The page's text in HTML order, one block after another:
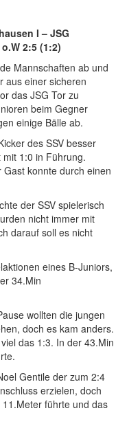
I – JSG
2:5 (1:2)
Mannschaften ab und
aus einer sicheren
das JSG Tor zu
beim Gegner
einige Bälle ab.
des SSV besser
1:0 in Führung.
konnte durch einen
der SSV spielerisch
nicht immer mit
darauf soll es nicht
eines B-Juniors,
34.Min
wollten die jungen
doch es kam anders.
das 1:3. In der 43.Min
Gentile der zum 2:4
erzielen, doch
führte und das